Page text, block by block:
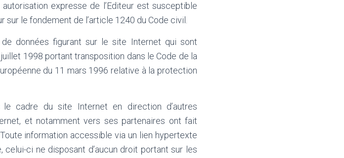
expresse de l’Editeur est susceptible
le fondement de l’article 1240 du Code civil.
données figurant sur le site Internet qui sont
1998 portant transposition dans le Code de la
du 11 mars 1996 relative à la protection
cadre du site Internet en direction d’autres
et notamment vers ses partenaires ont fait
information accessible via un lien hypertexte
celui-ci ne disposant d’aucun droit portant sur les